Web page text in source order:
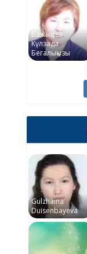
Бажықова
Күлзада
Бегалықызы
Gulzhaina
Duisenbayeva